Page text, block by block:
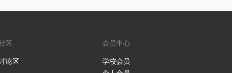
区
论区
会员中心
学校会员